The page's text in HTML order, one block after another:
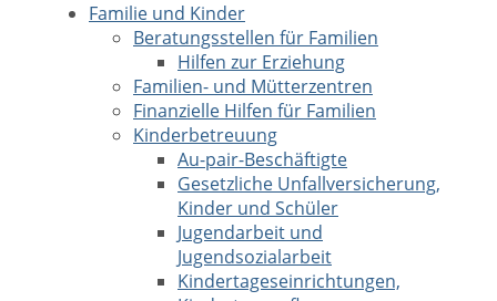
Familie und Kinder
Beratungsstellen für Familien
Hilfen zur Erziehung
Familien- und Mütterzentren
Finanzielle Hilfen für Familien
Kinderbetreuung
Au-pair-Beschäftigte
Gesetzliche Unfallversicherung,
Kinder und Schüler
Jugendarbeit und
Jugendsozialarbeit
Kindertageseinrichtungen,